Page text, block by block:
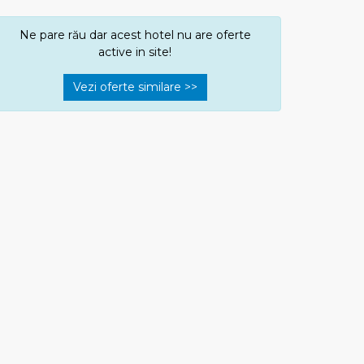
Ne pare rău dar acest hotel nu are oferte
active in site!
Vezi oferte similare >>